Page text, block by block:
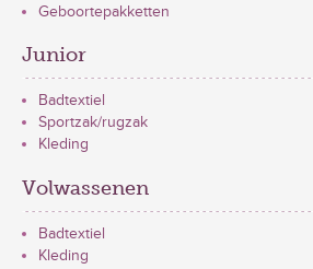
Geboortepakketten
Junior
Badtextiel
Sportzak/rugzak
Kleding
Volwassenen
Badtextiel
Kleding